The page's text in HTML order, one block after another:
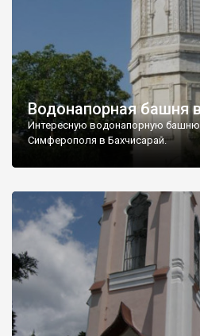
Водонапорная башня
Интересную водонапорную
Симферополя в Бахчисарай.